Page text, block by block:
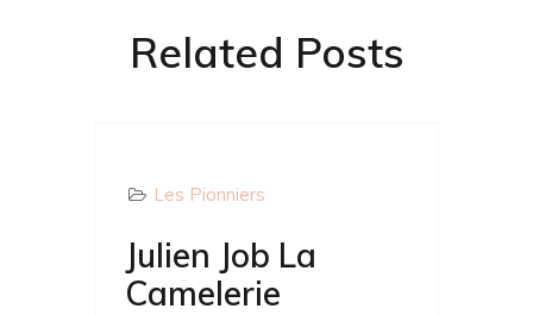
Related Posts
Les Pionniers
Julien Job La
Camelerie